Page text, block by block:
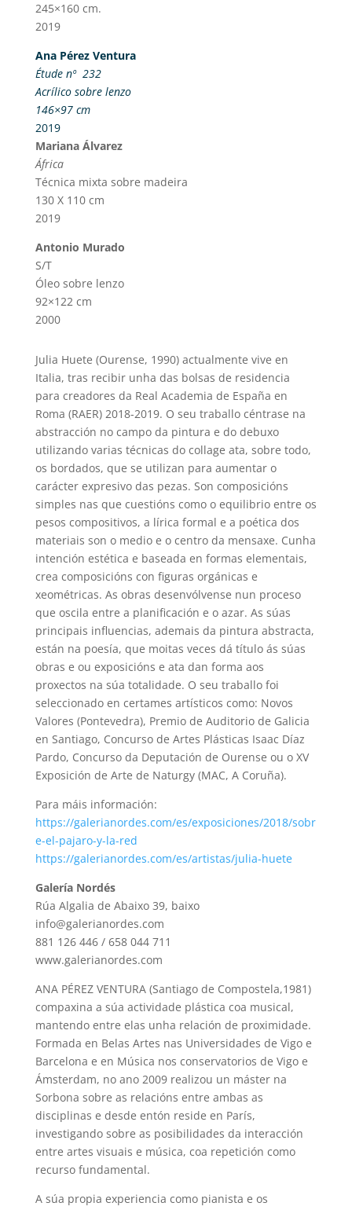
245×160 cm.
2019
Ana Pérez Ventura
Étude nº 232
Acrílico sobre lenzo
146×97 cm
2019
Mariana Álvarez
África
Técnica mixta sobre madeira
130 X 110 cm
2019
Antonio Murado
S/T
Óleo sobre lenzo
92×122 cm
2000
Julia Huete (Ourense, 1990) actualmente vive en
Italia, tras recibir unha das bolsas de residencia
para creadores da Real Academia de España en
Roma (RAER) 2018-2019. O seu traballo céntrase na
abstracción no campo da pintura e do debuxo
utilizando varias técnicas do collage ata, sobre todo,
os bordados, que se utilizan para aumentar o
carácter expresivo das pezas. Son composicións
simples nas que cuestións como o equilibrio entre os
pesos compositivos, a lírica formal e a poética dos
materiais son o medio e o centro da mensaxe. Cunha
intención estética e baseada en formas elementais,
crea composicións con figuras orgánicas e
xeométricas. As obras desenvólvense nun proceso
que oscila entre a planificación e o azar. As súas
principais influencias, ademais da pintura abstracta,
están na poesía, que moitas veces dá título ás súas
obras e ou exposicións e ata dan forma aos
proxectos na súa totalidade. O seu traballo foi
seleccionado en certames artísticos como: Novos
Valores (Pontevedra), Premio de Auditorio de Galicia
en Santiago, Concurso de Artes Plásticas Isaac Díaz
Pardo, Concurso da Deputación de Ourense ou o XV
Exposición de Arte de Naturgy (MAC, A Coruña).
Para máis información:
https://galerianordes.com/es/exposiciones/2018/sobr
e-el-pajaro-y-la-red
https://galerianordes.com/es/artistas/julia-huete
Galería Nordés
Rúa Algalia de Abaixo 39, baixo
info@galerianordes.com
881 126 446 / 658 044 711
www.galerianordes.com
ANA PÉREZ VENTURA (Santiago de Compostela,1981)
compaxina a súa actividade plástica coa musical,
mantendo entre elas unha relación de proximidade.
Formada en Belas Artes nas Universidades de Vigo e
Barcelona e en Música nos conservatorios de Vigo e
Ámsterdam, no ano 2009 realizou un máster na
Sorbona sobre as relacións entre ambas as
disciplinas e desde entón reside en París,
investigando sobre as posibilidades da interacción
entre artes visuais e música, coa repetición como
recurso fundamental.
A súa propia experiencia como pianista e os